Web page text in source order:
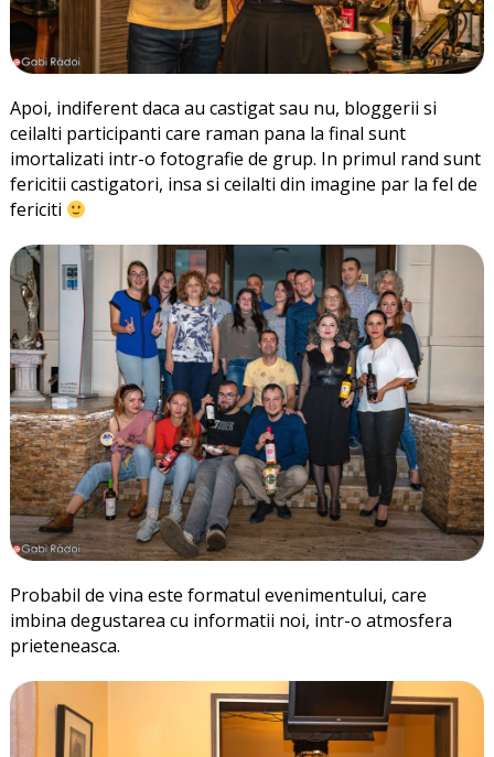
Apoi, indiferent daca au castigat sau nu, bloggerii si
ceilalti participanti care raman pana la final sunt
imortalizati intr-o fotografie de grup. In primul rand sunt
fericitii castigatori, insa si ceilalti din imagine par la fel de
fericiti
Probabil de vina este formatul evenimentului, care
imbina degustarea cu informatii noi, intr-o atmosfera
prieteneasca.